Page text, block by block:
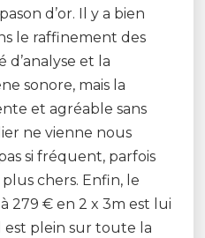
d’or. Il y a bien
le raffinement des
d’analyse et la
sonore, mais la
et agréable sans
ne vienne nous
si fréquent, parfois
chers. Enfin, le
279 € en 2 x 3m est lui
plein sur toute la